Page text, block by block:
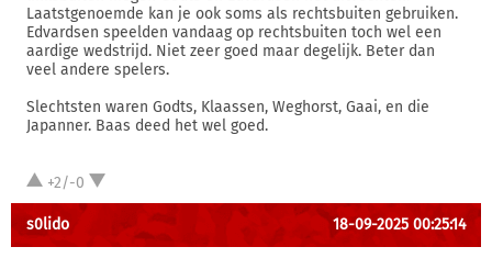
Laatstgenoemde kan je ook soms als rechtsbuiten gebruiken.
Edvardsen speelden vandaag op rechtsbuiten toch wel een
aardige wedstrijd. Niet zeer goed maar degelijk. Beter dan
veel andere spelers.
Slechtsten waren Godts, Klaassen, Weghorst, Gaai, en die
Japanner. Baas deed het wel goed.
+2/-0
s0lido 18-09-2025 00:25:14